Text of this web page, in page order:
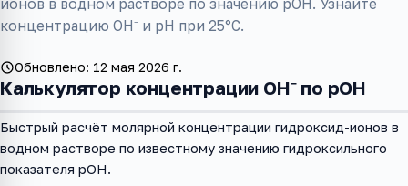
ионов в водном растворе по значению pOH. Узнайте
концентрацию OH⁻ и pH при 25°C.
Обновлено: 12 мая 2026 г.
Калькулятор концентрации OH⁻ по pOH
Быстрый расчёт молярной концентрации гидроксид-ионов в
водном растворе по известному значению гидроксильного
показателя pOH.